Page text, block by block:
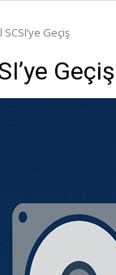
Geçiş
Geçiş